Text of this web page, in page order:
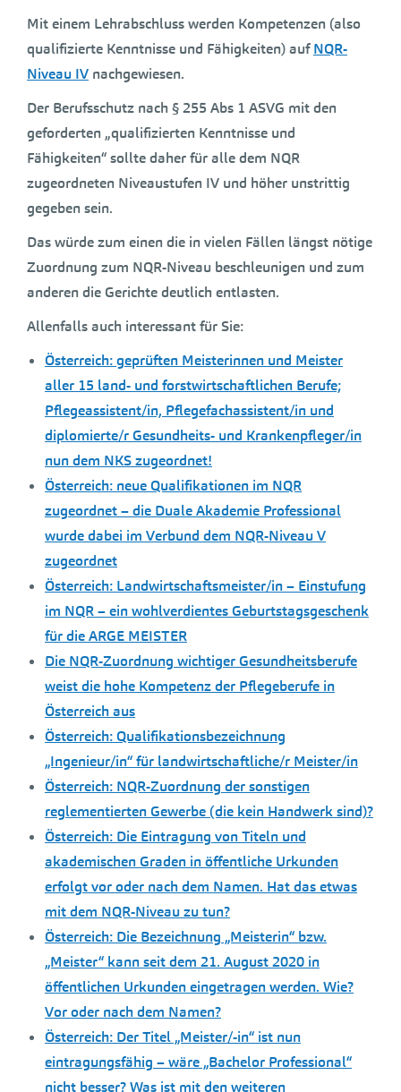
Mit einem Lehrabschluss werden Kompetenzen (also
qualifizierte Kenntnisse und Fähigkeiten) aufNQR-
Niveau IV nachgewiesen.
Der Berufsschutz nach § 255 Abs 1 ASVG mit den
geforderten „qualifizierten Kenntnisse und
Fähigkeiten“ sollte daher für alle dem NQR
zugeordneten Niveaustufen IV und höher unstrittig
gegeben sein.
Das würde zum einen die in vielen Fällen längst nötige
Zuordnung zum NQR-Niveau beschleunigen und zum
anderen die Gerichte deutlich entlasten.
Allenfalls auch interessant für Sie:
Österreich: geprüften Meisterinnen und Meister
aller 15 land- und forstwirtschaftlichen Berufe;
Pflegeassistent/in, Pflegefachassistent/in und
diplomierte/r Gesundheits- und Krankenpfleger/in
nun dem NKS zugeordnet!
Österreich: neue Qualifikationen im NQR
zugeordnet – die Duale Akademie Professional
wurde dabei im Verbund dem NQR-Niveau V
zugeordnet
Österreich: Landwirtschaftsmeister/in – Einstufung
im NQR – ein wohlverdientes Geburtstagsgeschenk
für die ARGE MEISTER
Die NQR-Zuordnung wichtiger Gesundheitsberufe
weist die hohe Kompetenz der Pflegeberufe in
Österreich aus
Österreich: Qualifikationsbezeichnung
„Ingenieur/in“ für landwirtschaftliche/r Meister/in
Österreich: NQR-Zuordnung der sonstigen
reglementierten Gewerbe (die kein Handwerk sind)?
Österreich: Die Eintragung von Titeln und
akademischen Graden in öffentliche Urkunden
erfolgt vor oder nach dem Namen. Hat das etwas
mit dem NQR-Niveau zu tun?
Österreich: Die Bezeichnung „Meisterin“ bzw.
„Meister“ kann seit dem 21. August 2020 in
öffentlichen Urkunden eingetragen werden. Wie?
Vor oder nach dem Namen?
Österreich: Der Titel „Meister/-in“ ist nun
eintragungsfähig – wäre „Bachelor Professional“
nicht besser? Was ist mit den weiteren